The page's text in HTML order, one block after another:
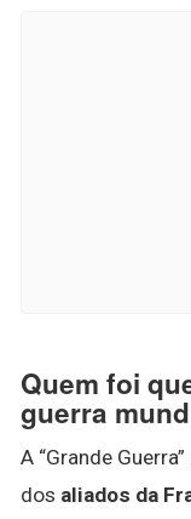
Quem foi
guerra
A “Grande
dos aliados da